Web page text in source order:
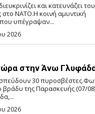
και κατευνάζει
ΝΑΤΟ.Η κοινή αμυντική
υπέγραψαν...
2026
στην Άνω
30
βράδυ της Παρασκευής (07/
2026